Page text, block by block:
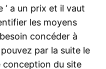
‘ a un prix et il vaut
les moyens
concéder à
par la suite le
conception du site